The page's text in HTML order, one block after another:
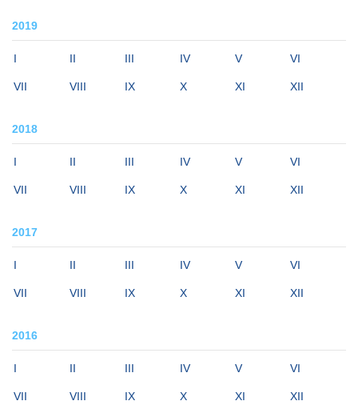
2019
I II III IV V VI
VII VIII IX X XI XII
2018
I II III IV V VI
VII VIII IX X XI XII
2017
I II III IV V VI
VII VIII IX X XI XII
2016
I II III IV V VI
VII VIII IX X XI XII